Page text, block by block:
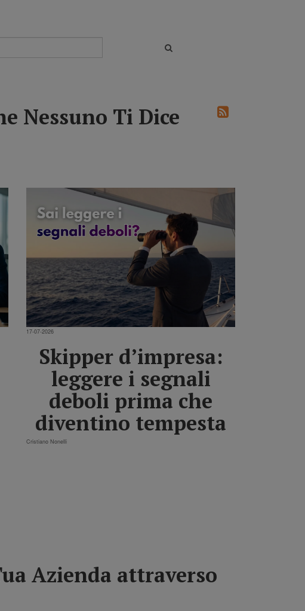
Nessuno Ti Dice
17-07-2026
Skipper d’impresa:
leggere i segnali
deboli prima che
diventino tempesta
Cristiano Nonelli
Azienda attraverso